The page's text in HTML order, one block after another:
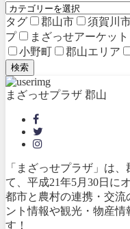
タグ 郡山市 須賀川
プ
まざっせアーケット
小野町
郡山エリア
検索
まざっせプラザ 郡山
「まざっせプラザ」は
て、平成21年5月30日に
都市と農村の連携・交
ント情報や観光・物産情
す！